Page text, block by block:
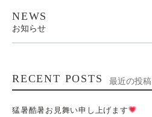
NEWS
お知らせ
RECENT POSTS 最近の投稿
猛暑酷暑お見舞い申し上げます